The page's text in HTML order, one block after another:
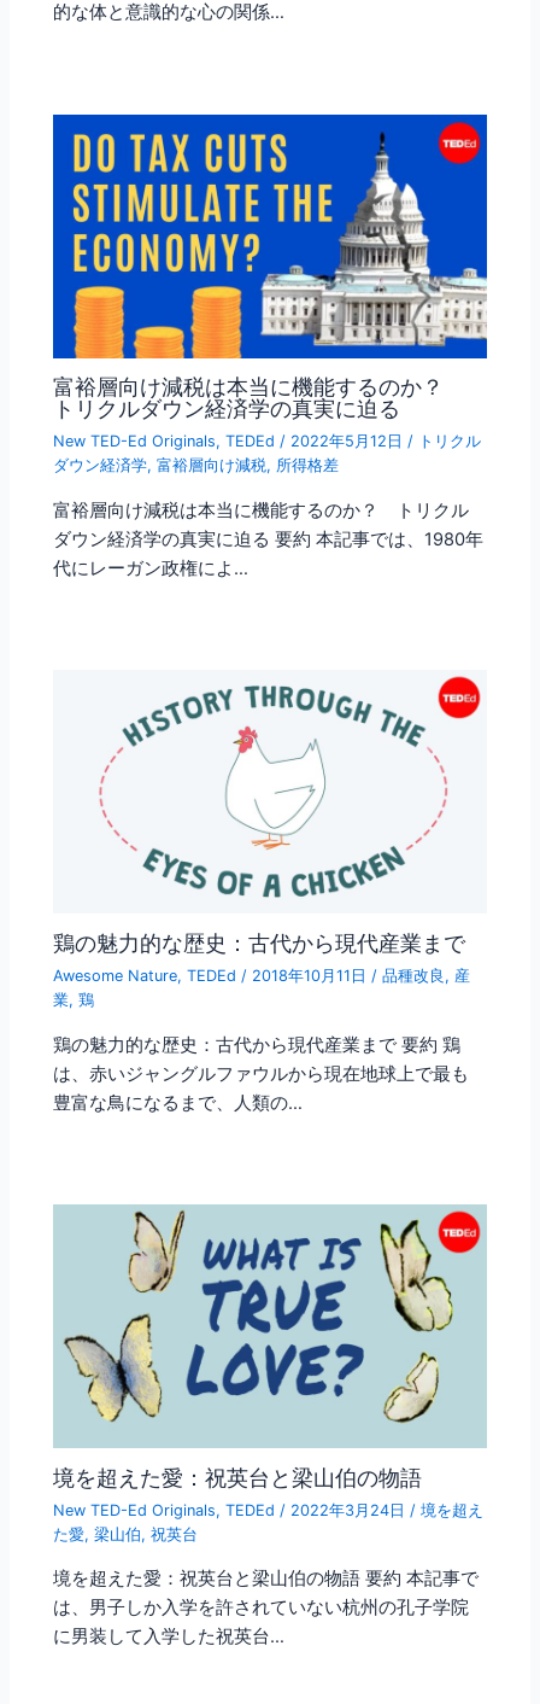
的な体と意識的な心の関係…
富裕層向け減税は本当に機能するのか？
トリクルダウン経済学の真実に迫る
New TED-Ed Originals,TEDEd / 2022年5月12日/ トリクル
ダウン経済学,富裕層向け減税, 所得格差
富裕層向け減税は本当に機能するのか？ トリクル
ダウン経済学の真実に迫る 要約 本記事では、1980年
代にレーガン政権によ…
鶏の魅力的な歴史：古代から現代産業まで
Awesome Nature,TEDEd / 2018年10月11日/品種改良 , 産
業,鶏
鶏の魅力的な歴史：古代から現代産業まで 要約 鶏
は、赤いジャングルファウルから現在地球上で最も
豊富な鳥になるまで、人類の…
境を超えた愛：祝英台と梁山伯の物語
New TED-Ed Originals,TEDEd / 2022年3月24日 /境を超え
た愛,梁山伯,祝英台
境を超えた愛：祝英台と梁山伯の物語 要約 本記事で
は、男子しか入学を許されていない杭州の孔子学院
に男装して入学した祝英台…